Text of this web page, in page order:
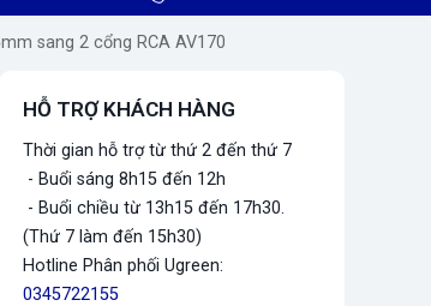
sang 2 cổng RCA AV170
HỖ TRỢ KHÁCH HÀNG
Thời gian hỗ trợ từ thứ 2 đến thứ 7
- Buổi sáng 8h15 đến 12h
- Buổi chiều từ 13h15 đến 17h30.
(Thứ 7 làm đến 15h30)
Hotline Phân phối Ugreen:
0345722155